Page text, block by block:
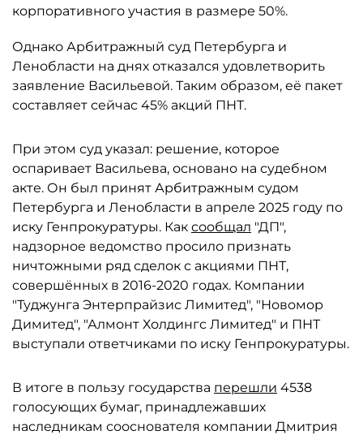
корпоративного участия в размере 50%.
Однако Арбитражный суд Петербурга и
Ленобласти на днях отказался удовлетворить
заявление Васильевой. Таким образом, её пакет
составляет сейчас 45% акций ПНТ.
При этом суд указал: решение, которое
оспаривает Васильева, основано на судебном
акте. Он был принят Арбитражным судом
Петербурга и Ленобласти в апреле 2025 году по
иску Генпрокуратуры. Как сообщал "ДП",
надзорное ведомство просило признать
ничтожными ряд сделок с акциями ПНТ,
совершённых в 2016-2020 годах. Компании
"Туджунга Энтерпрайзис Лимитед", "Новомор
Димитед", "Алмонт Холдингс Лимитед" и ПНТ
выступали ответчиками по иску Генпрокуратуры.
В итоге в пользу государства перешли 4538
голосующих бумаг, принадлежавших
наследникам сооснователя компании Дмитрия